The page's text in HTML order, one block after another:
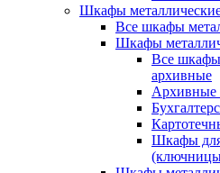
Шкафы
Все шкафы
Шкафы
Все шкафы
архивные
Шкафы для